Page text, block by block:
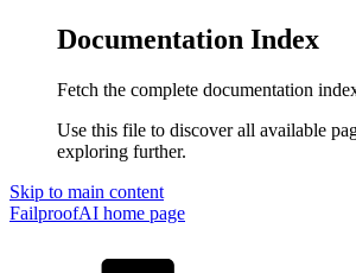
Documentation Index
Fetch the complete documentation
Use this file to discover all available
exploring further.
Skip to main content
FailproofAI home page